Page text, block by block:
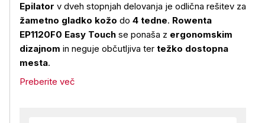
Epilator v dveh stopnjah delovanja je odlična rešitev za
žametno gladko kožo do 4 tedne. Rowenta
EP1120F0 Easy Touch se ponaša z ergonomskim
dizajnom in neguje občutljiva ter težko dostopna
mesta.
Preberite več